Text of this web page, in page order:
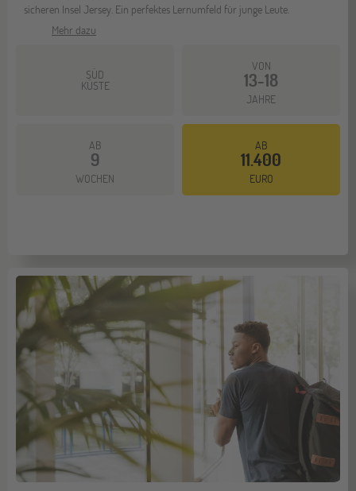
sicheren Insel Jersey. Ein perfektes Lernumfeld für junge Leute.
Mehr dazu
SÜD
KÜSTE
VON
13-18
JAHRE
AB
9
WOCHEN
AB
11.400
EURO